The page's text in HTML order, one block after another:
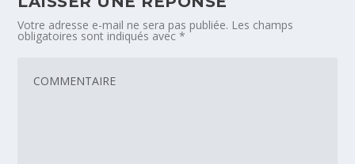
Votre adresse e-mail ne sera pas publiée. Les champs
obligatoires sont indiqués avec*